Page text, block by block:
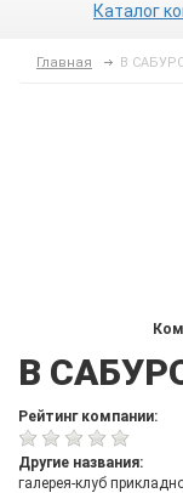
Каталог
Главная В
В
Рейтинг компании:
Другие названия:
галерея-клуб